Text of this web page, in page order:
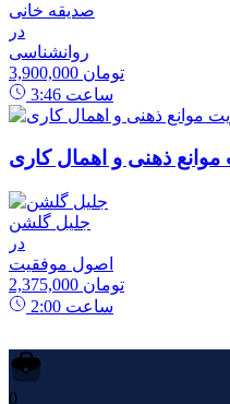
صدیقه خانی
در
روانشناسی
3,900,000 تومان
3:46 ساعت
موانع ذهنی و اهمال کاری
جلیل گلشن
در
اصول موفقیت
2,375,000 تومان
2:00 ساعت
0